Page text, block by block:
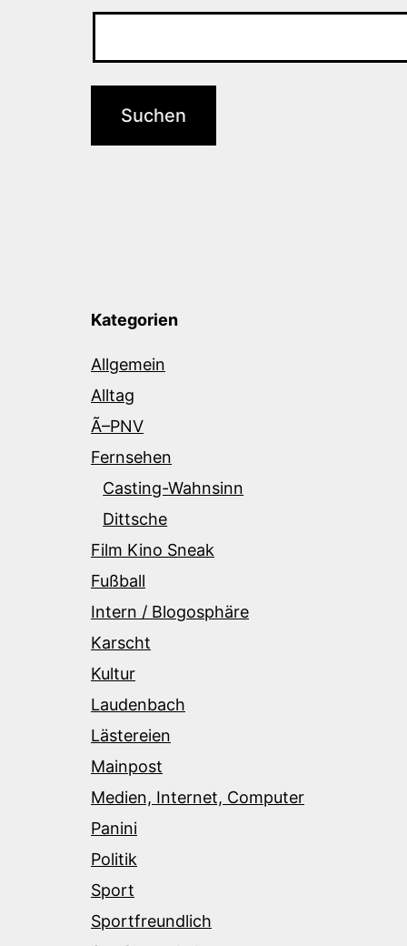
Kategorien
Allgemein
Alltag
Ã–PNV
Fernsehen
Casting-Wahnsinn
Dittsche
Film Kino Sneak
Fußball
Intern / Blogosphäre
Karscht
Kultur
Laudenbach
Lästereien
Mainpost
Medien, Internet, Computer
Panini
Politik
Sport
Sportfreundlich